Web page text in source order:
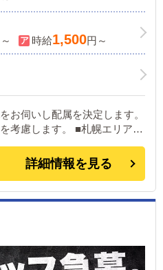
時給1,500円～
お伺いし配属を決定します。
す。 ■札幌エリア：
、愛媛）
詳細情報を見る